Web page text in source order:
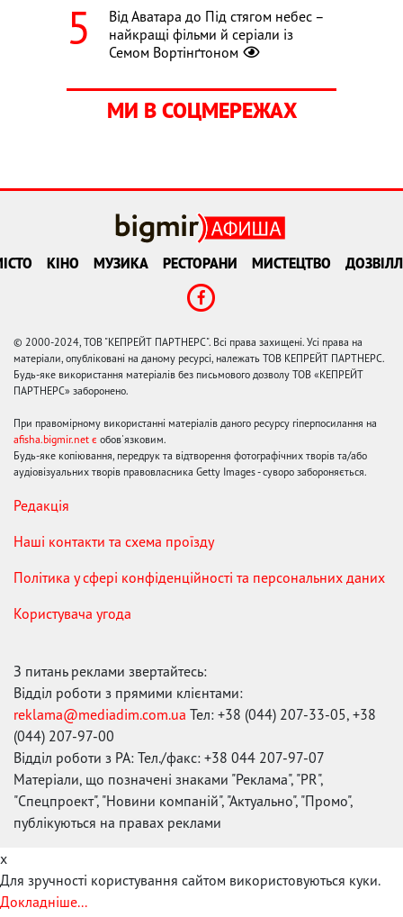
Від Аватара до Під стягом небес –
найкращі фільми й серіали із
Семом Вортінґтоном
МИ В СОЦМЕРЕЖАХ
КІНО МУЗИКА РЕСТОРАНИ МИСТЕЦТВО
© 2000-2024, ТОВ "КЕПРЕЙТ ПАРТНЕРС". Всі права захищені. Усі права на
матеріали, опубліковані на даному ресурсі, належать ТОВ КЕПРЕЙТ ПАРТНЕРС.
Будь-яке використання матеріалів без письмового дозволу ТОВ «КЕПРЕЙТ
ПАРТНЕРС» заборонено.
При правомірному використанні матеріалів даного ресурсу гіперпосилання на
afisha.bigmir.net є обов'язковим.
Будь-яке копіювання, передрук та відтворення фотографічних творів та/або
аудіовізуальних творів правовласника Getty Images - суворо забороняється.
Редакція
Наші контакти та схема проїзду
Політика у сфері конфіденційності та персональних даних
Користувача угода
З питань реклами звертайтесь:
Відділ роботи з прямими клієнтами:
reklama@mediadim.com.ua Тел: +38 (044) 207-33-05, +38
(044) 207-97-00
Відділ роботи з РА: Тел./факс: +38 044 207-97-07
Матеріали, що позначені знаками "Реклама", "PR",
"Спецпроект", "Новини компаній", "Актуально", "Промо",
публікуються на правах реклами
x
Для зручності користування сайтом використовуються куки.
Докладніше...